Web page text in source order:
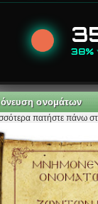
38%
ονομάτων
πατήστε πάνω